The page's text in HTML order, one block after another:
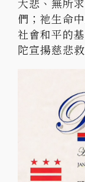
們；祂生命
社會和平的
陀宣揚慈悲